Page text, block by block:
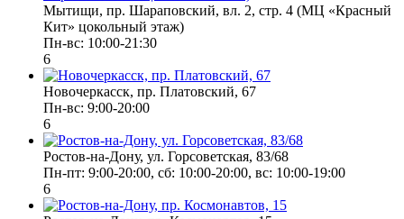
Мытищи, пр. Шараповский, вл. 2, стр. 4 (МЦ «Красный
Кит» цокольный этаж)
Пн-вс: 10:00-21:30
6
Новочеркасск, пр. Платовский, 67
Пн-вс: 9:00-20:00
6
Ростов-на-Дону, ул. Горсоветская, 83/68
Пн-пт: 9:00-20:00, сб: 10:00-20:00, вс: 10:00-19:00
6